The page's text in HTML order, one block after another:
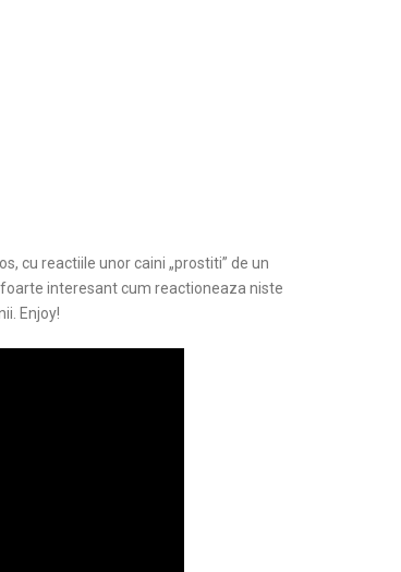
cu reactiile unor caini „prostiti” de un
interesant cum reactioneaza niste
Enjoy!